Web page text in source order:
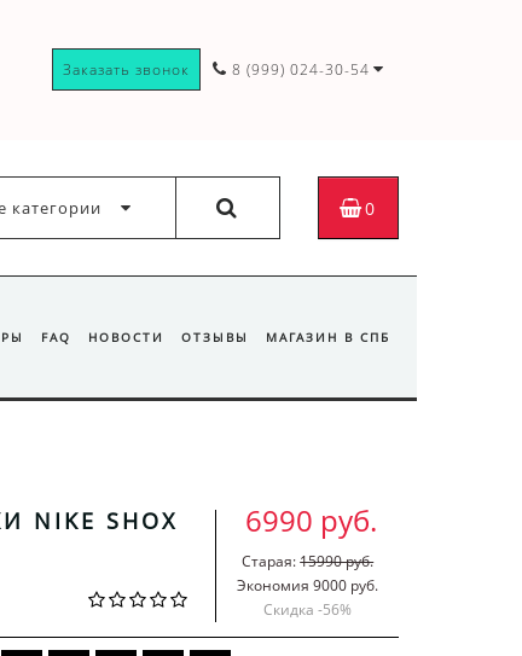
Заказать звонок 8 (999) 024-30-54
категории 0
FAQ НОВОСТИ ОТЗЫВЫ МАГАЗИН В СПБ
NIKE SHOX 6990 руб.
Старая:15990 руб.
Экономия 9000 руб.
Скидка -56%